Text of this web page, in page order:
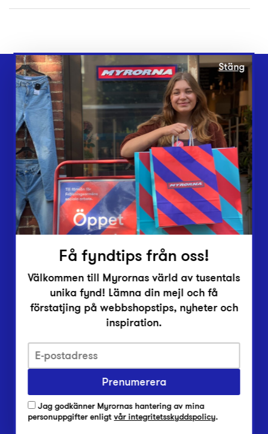
Webbshop
Butiker
Lämna in
Vårt överskott
Inlämningsplatser
Om Myrorna
Lediga jobb
Pressrum
Integritetsskyddspolicy
Har du frågor om onlineköp, leverans eller retur?
Har du frågor om vår verksamhet?
Vanliga frågor om Myrorna
Stäng
Få fyndtips från oss!
Välkommen till Myrornas värld av tusentals
unika fynd! Lämna din mejl och få
förstatjing på webbshopstips, nyheter och
inspiration.
Prenumerera
Jag godkänner Myrornas hantering av mina
personuppgifter enligtvår integritetsskyddspolicy.